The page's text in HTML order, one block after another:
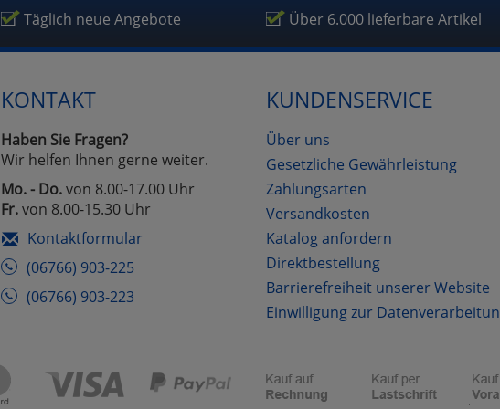
Täglich neue Angebote Über 6.000 lieferbare Artikel
KONTAKT
Haben Sie Fragen?
Wir helfen Ihnen gerne weiter.
Mo. - Do.von 8.00-17.00 Uhr
Fr.von 8.00-15.30 Uhr
Kontaktformular
(06766) 903-225
(06766) 903-223
KUNDENSERVICE
Über uns
Gesetzliche Gewährleistung
Zahlungsarten
Versandkosten
Katalog anfordern
Direktbestellung
Barrierefreiheit unserer Website
Einwilligung zur